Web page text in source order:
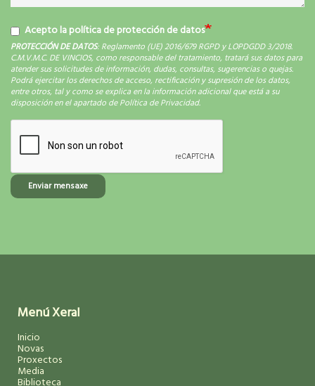
Acepto la política de protección de datos
PROTECCIÓN DE DATOS: Reglamento (UE) 2016/679 RGPD y LOPDGDD 3/2018.
C.M.V.M.C. DE VINCIOS, como responsable del tratamiento, tratará sus datos para
atender sus solicitudes de información, dudas, consultas, sugerencias o quejas.
Podrá ejercitar los derechos de acceso, rectificación y supresión de los datos,
entre otros, tal y como se explica en la información adicional que está a su
disposición en el apartado de Política de Privacidad.
Enviar mensaxe
Menú Xeral
Inicio
Novas
Proxectos
Media